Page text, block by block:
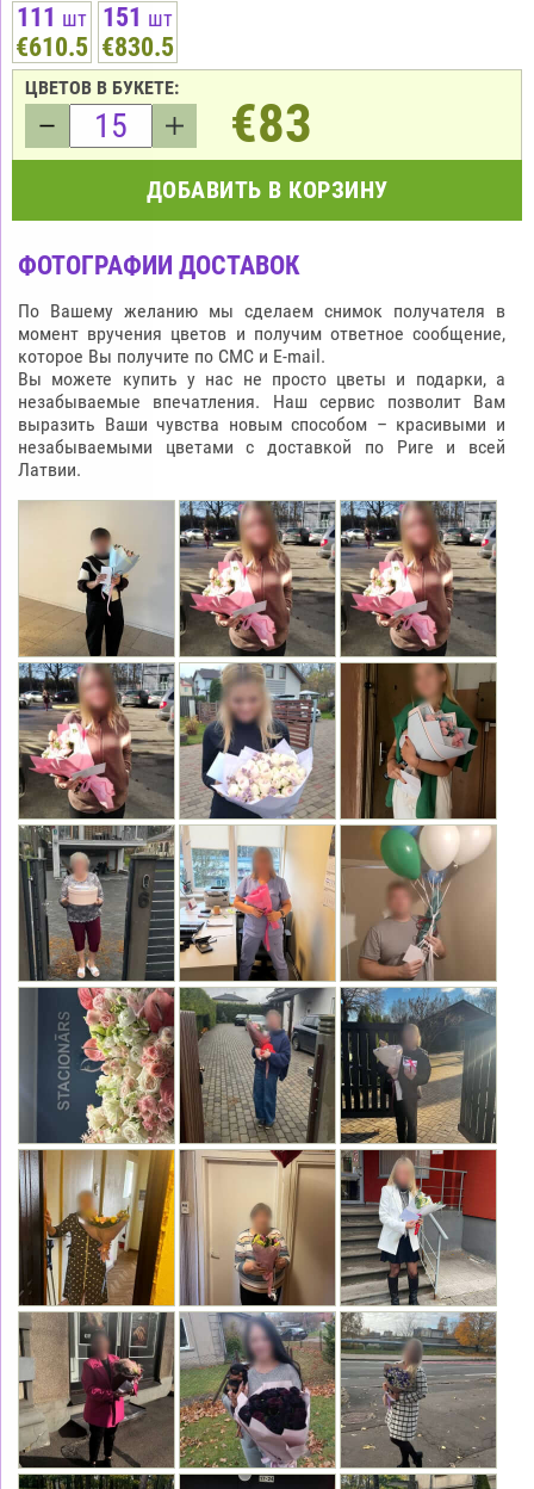
111 шт
€610.5
151 шт
€830.5
ЦВЕТОВ В БУКЕТЕ:
€83
ДОБАВИТЬ В КОРЗИНУ
ФОТОГРАФИИ ДОСТАВОК
По Вашему желанию мы сделаем снимок получателя в
момент вручения цветов и получим ответное сообщение,
которое Вы получите по СМС и E-mail.
Вы можете купить у нас не просто цветы и подарки, а
незабываемые впечатления. Наш сервис позволит Вам
выразить Ваши чувства новым способом – красивыми и
незабываемыми цветами с доставкой по Риге и всей
Латвии.